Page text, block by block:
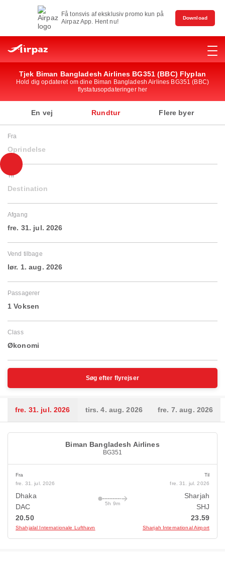
Få tonsvis af eksklusiv promo kun på
Airpaz App. Hent nu!
Download
Tjek Biman Bangladesh Airlines BG351 (BBC) Flyplan
Hold dig opdateret om dine Biman Bangladesh Airlines BG351 (BBC)
flystatusopdateringer her
En vej Rundtur Flere byer
Fra
Oprindelse
Til
Destination
Afgang
fre. 31. jul. 2026
Vend tilbage
lør. 1. aug. 2026
Passagerer
1 Voksen
Class
Økonomi
Søg efter flyrejser
fre. 31. jul. 2026 tirs. 4. aug. 2026 fre. 7. aug. 2026
Biman Bangladesh Airlines
BG351
Fra
fre. 31. jul. 2026
Dhaka
DAC
20.50
Shahjalal Internationale Lufthavn
5h 9m
Til
fre. 31. jul. 2026
Sharjah
SHJ
23.59
Sharjah International Airport